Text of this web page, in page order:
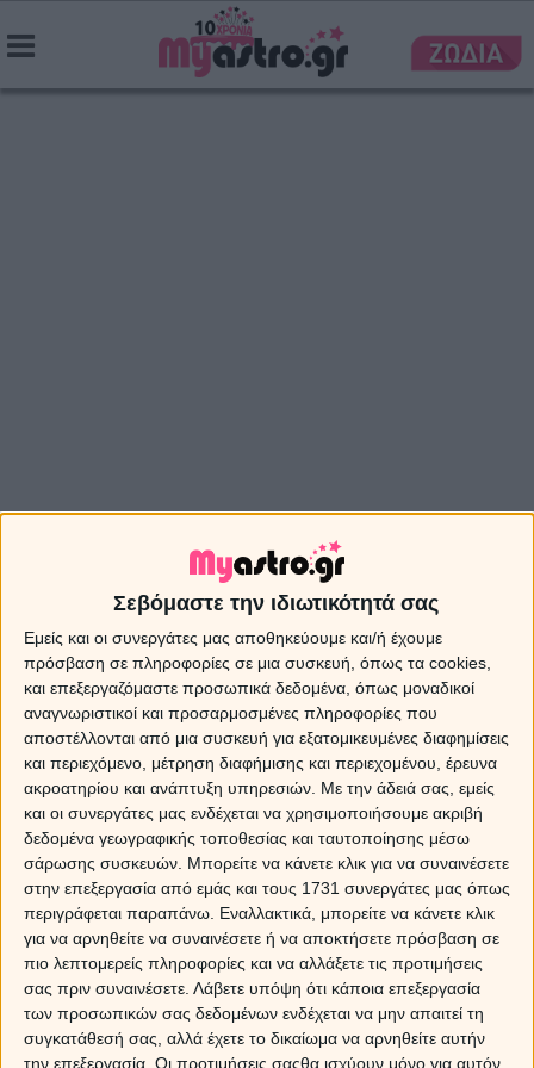
Σεβόμαστε την ιδιωτικότητά σας
Εμείς και οι συνεργάτες μας αποθηκεύουμε και/ή έχουμε
πρόσβαση σε πληροφορίες σε μια συσκευή, όπως τα cookies,
και επεξεργαζόμαστε προσωπικά δεδομένα, όπως μοναδικοί
αναγνωριστικοί και προσαρμοσμένες πληροφορίες που
αποστέλλονται από μια συσκευή για εξατομικευμένες διαφημίσεις
και περιεχόμενο, μέτρηση διαφήμισης και περιεχομένου, έρευνα
ακροατηρίου και ανάπτυξη υπηρεσιών. Με την άδειά σας, εμείς
και οι συνεργάτες μας ενδέχεται να χρησιμοποιήσουμε ακριβή
δεδομένα γεωγραφικής τοποθεσίας και ταυτοποίησης μέσω
σάρωσης συσκευών. Μπορείτε να κάνετε κλικ για να συναινέσετε
στην επεξεργασία από εμάς και τους 1731 συνεργάτες μας όπως
περιγράφεται παραπάνω. Εναλλακτικά, μπορείτε να κάνετε κλικ
για να αρνηθείτε να συναινέσετε ή να αποκτήσετε πρόσβαση σε
πιο λεπτομερείς πληροφορίες και να αλλάξετε τις προτιμήσεις
σας πριν συναινέσετε. Λάβετε υπόψη ότι κάποια επεξεργασία
των προσωπικών σας δεδομένων ενδέχεται να μην απαιτεί τη
συγκατάθεσή σας, αλλά έχετε το δικαίωμα να αρνηθείτε αυτήν
την επεξεργασία. Οι προτιμήσεις σαςθα ισχύουν μόνο για αυτόν
Ονειροκρίτης
Όνειρο: Παντόφλες
Ονειροκρίτης και Ερμηνεία ονείρου για Παντόφλες . Αν είσαι
ελεύθερος-η και δεις στον ύπνο σου καινούριες παντόφλες,
σημαίνει ότι τα συναισθήματα που νιώθεις για ένα άτομο
είναι αμοιβαία. Αν ονειρευτείς πως φοράς παλιές παντόφλες,
θα πάρεις ερωτική απογοήτευση.
Sponsored Links